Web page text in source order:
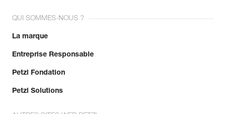
QUI SOMMES-NOUS ?
La marque
Entreprise Responsable
Petzl Fondation
Petzl Solutions